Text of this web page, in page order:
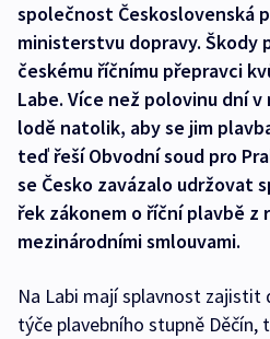
společnost Československá
ministerstvu dopravy. Škody
českému říčnímu přepravci
Labe. Více než polovinu dní
lodě natolik, aby se jim
teď řeší Obvodní soud pro
se Česko zavázalo udržovat
řek zákonem o říční plavbě z
mezinárodními smlouvami.
Na Labi mají splavnost zajistit
týče plavebního stupně Děčín,